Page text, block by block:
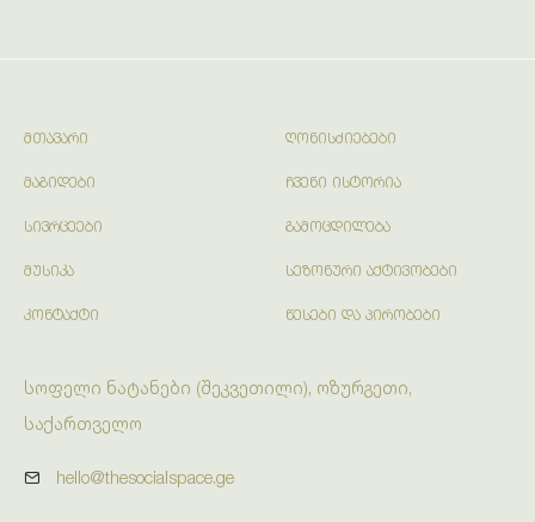
ᲛᲗᲐᲕᲐᲠᲘ ᲦᲝᲜᲘᲡᲫᲘᲔᲑᲔᲑᲘ
ᲛᲐᲒᲘᲓᲔᲑᲘ ᲩᲕᲔᲜᲘ ᲘᲡᲢᲝᲠᲘᲐ
ᲡᲘᲕᲠᲪᲔᲔᲑᲘ ᲒᲐᲛᲝᲪᲓᲘᲚᲔᲑᲐ
ᲛᲣᲡᲘᲙᲐ ᲡᲔᲖᲝᲜᲣᲠᲘ ᲐᲥᲢᲘᲕᲝᲑᲔᲑᲘ
ᲙᲝᲜᲢᲐᲥᲢᲘ ᲬᲔᲡᲔᲑᲘ ᲓᲐ ᲞᲘᲠᲝᲑᲔᲑᲘ
სოფელი ნატანები (შეკვეთილი), ოზურგეთი,
საქართველო
hello@thesocialspace.ge